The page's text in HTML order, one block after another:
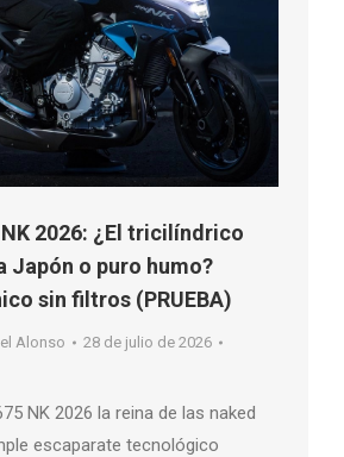
2026: ¿El tricilíndrico
Japón o puro humo?
sin filtros (PRUEBA)
Alonso
28 de julio de 2026
NK 2026 la reina de las naked
escaparate tecnológico